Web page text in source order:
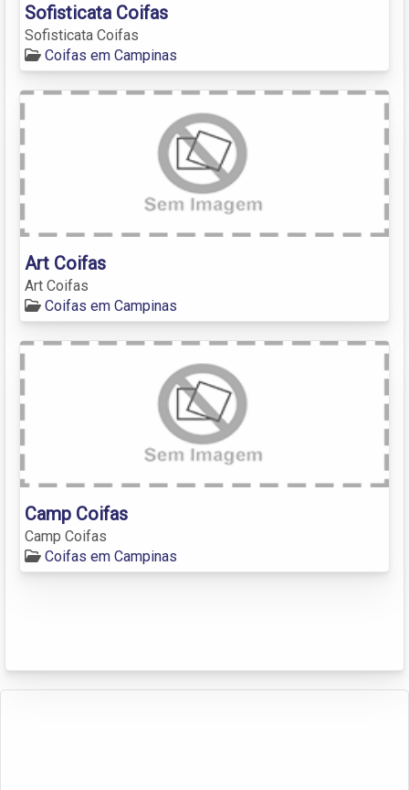
Sofisticata Coifas
Sofisticata Coifas
Coifas em Campinas
Art Coifas
Art Coifas
Coifas em Campinas
Camp Coifas
Camp Coifas
Coifas em Campinas